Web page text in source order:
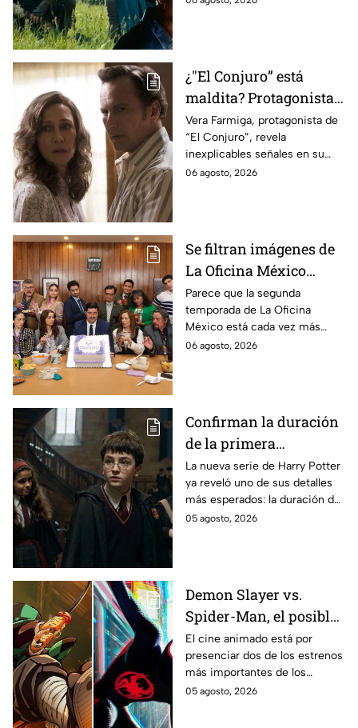
¿"El Conjuro” está
maldita? Protagonista
revela INQUIETANTES
señales en su cuerpo
durante la grabación de
la película
Vera Farmiga, protagonista de
“El Conjuro”, revela
inexplicables señales en su
cuerpo durante el rodaje de la
06 agosto, 2026
Se filtran imágenes de
La Oficina México
temporada 2 y un
detalle desata teorías
entre los fans
Parece que la segunda
temporada de La Oficina
México está cada vez más
cerca, pues el elenco ya se
06 agosto, 2026
Confirman la duración
de la primera
temporada de Harry
Potter y emocionará a
los fans de los libros
La nueva serie de Harry Potter
ya reveló uno de sus detalles
más esperados: la duración de
la primera temporada basada
05 agosto, 2026
Demon Slayer vs.
Spider-Man, el posible
gran enfrentamiento
en taquilla del 2027
El cine animado está por
presenciar dos de los estrenos
más importantes de los
últimos años.
05 agosto, 2026